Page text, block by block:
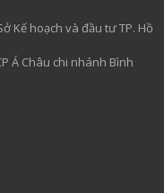
Kế hoạch và đầu tư TP. Hồ
Á Châu chi nhánh Bình